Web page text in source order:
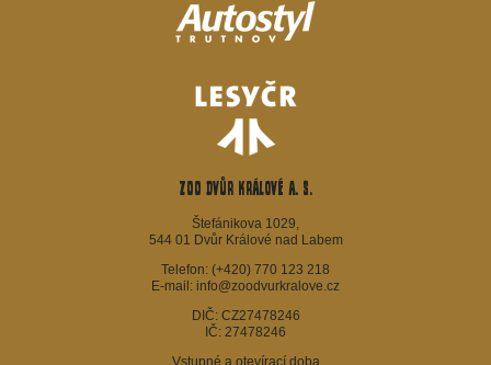
ZOO Dvůr Králové a. s.
Štefánikova 1029,
544 01 Dvůr Králové nad Labem
Telefon: (+420) 770 123 218
E-mail: info@zoodvurkralove.cz
DIČ: CZ27478246
IČ: 27478246
Vstupné a otevírací doba